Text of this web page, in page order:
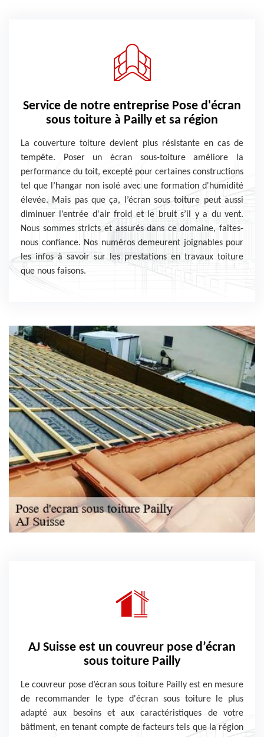
Service de notre entreprise Pose d'écran
sous toiture à Pailly et sa région
La couverture toiture devient plus résistante en cas de
tempête. Poser un écran sous-toiture améliore la
performance du toit, excepté pour certaines constructions
tel que l’hangar non isolé avec une formation d'humidité
élevée. Mais pas que ça, l’écran sous toiture peut aussi
diminuer l’entrée d'air froid et le bruit s’il y a du vent.
Nous sommes stricts et assurés dans ce domaine, faites-
nous confiance. Nos numéros demeurent joignables pour
les infos à savoir sur les prestations en travaux toiture
que nous faisons.
AJ Suisse est un couvreur pose d’écran
sous toiture Pailly
Le couvreur pose d’écran sous toiture Pailly est en mesure
de recommander le type d'écran sous toiture le plus
adapté aux besoins et aux caractéristiques de votre
bâtiment, en tenant compte de facteurs tels que la région